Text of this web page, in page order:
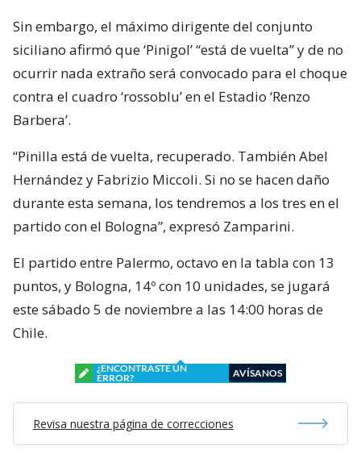
Sin embargo, el máximo dirigente del conjunto
siciliano afirmó que ‘Pinigol’ “está de vuelta” y de no
ocurrir nada extraño será convocado para el choque
contra el cuadro ‘rossoblu’ en el Estadio ‘Renzo
Barbera’.
“Pinilla está de vuelta, recuperado. También Abel
Hernández y Fabrizio Miccoli. Si no se hacen daño
durante esta semana, los tendremos a los tres en el
partido con el Bologna”, expresó Zamparini.
El partido entre Palermo, octavo en la tabla con 13
puntos, y Bologna, 14º con 10 unidades, se jugará
este sábado 5 de noviembre a las 14:00 horas de
Chile.
¿ENCONTRASTE UN
ERROR?
AVÍSANOS
Revisa nuestra página de correcciones